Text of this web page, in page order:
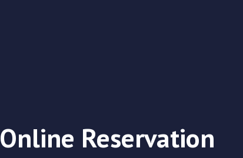
Online Reservation